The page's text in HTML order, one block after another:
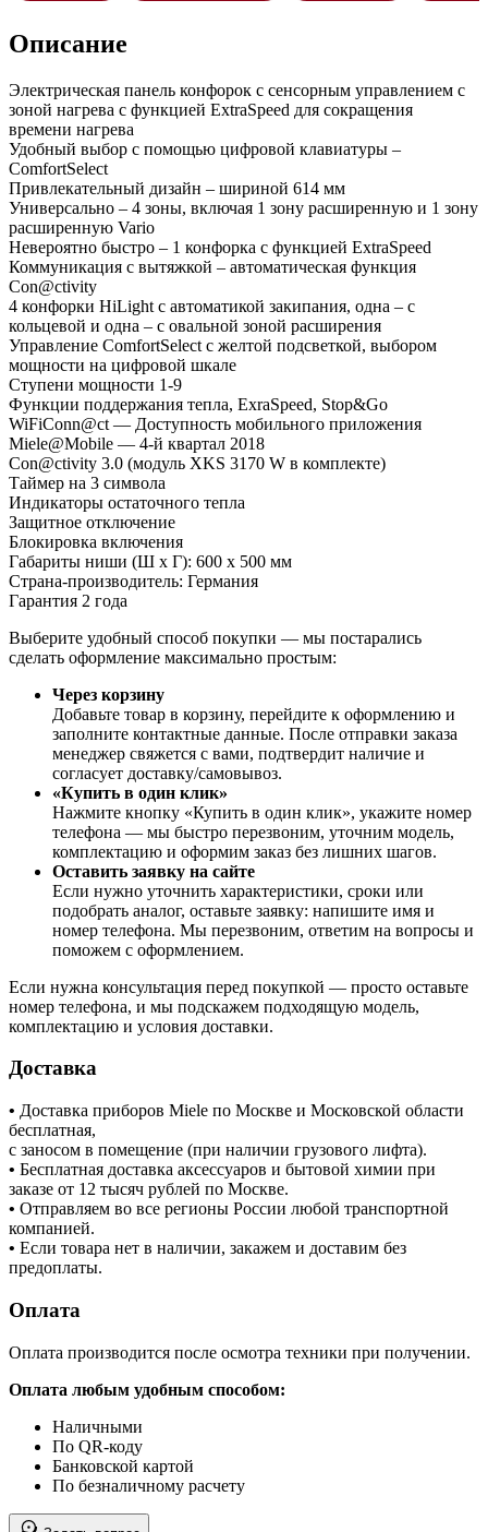
Описание
Электрическая панель конфорок с сенсорным управлением с
зоной нагрева с функцией ExtraSpeed для сокращения
времени нагрева
Удобный выбор с помощью цифровой клавиатуры –
ComfortSelect
Привлекательный дизайн – шириной 614 мм
Универсально – 4 зоны, включая 1 зону расширенную и 1 зону
расширенную Vario
Невероятно быстро – 1 конфорка с функцией ExtraSpeed
Коммуникация с вытяжкой – автоматическая функция
Con@ctivity
4 конфорки HiLight с автоматикой закипания, одна – с
кольцевой и одна – с овальной зоной расширения
Управление ComfortSelect с желтой подсветкой, выбором
мощности на цифровой шкале
Ступени мощности 1-9
Функции поддержания тепла, ExraSpeed, Stop&Go
WiFiConn@ct — Доступность мобильного приложения
Miele@Mobile — 4-й квартал 2018
Con@ctivity 3.0 (модуль XKS 3170 W в комплекте)
Таймер на 3 символа
Индикаторы остаточного тепла
Защитное отключение
Блокировка включения
Габариты ниши (Ш х Г): 600 х 500 мм
Страна-производитель: Германия
Гарантия 2 года
Выберите удобный способ покупки — мы постарались
сделать оформление максимально простым:
Через корзину
Добавьте товар в корзину, перейдите к оформлению и
заполните контактные данные. После отправки заказа
менеджер свяжется с вами, подтвердит наличие и
согласует доставку/самовывоз.
«Купить в один клик»
Нажмите кнопку «Купить в один клик», укажите номер
телефона — мы быстро перезвоним, уточним модель,
комплектацию и оформим заказ без лишних шагов.
Оставить заявку на сайте
Если нужно уточнить характеристики, сроки или
подобрать аналог, оставьте заявку: напишите имя и
номер телефона. Мы перезвоним, ответим на вопросы и
поможем с оформлением.
Если нужна консультация перед покупкой — просто оставьте
номер телефона, и мы подскажем подходящую модель,
комплектацию и условия доставки.
Доставка
• Доставка приборов Miele по Москве и Московской области
бесплатная,
с заносом в помещение (при наличии грузового лифта).
• Бесплатная доставка аксессуаров и бытовой химии при
заказе от 12 тысяч рублей по Москве.
• Отправляем во все регионы России любой транспортной
компанией.
• Если товара нет в наличии, закажем и доставим без
предоплаты.
Оплата
Оплата производится после осмотра техники при получении.
Оплата любым удобным способом:
Наличными
По QR-коду
Банковской картой
По безналичному расчету